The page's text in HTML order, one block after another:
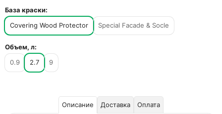
База краски:
Covering Wood Protector
Special Facade & Socle
Объем, л:
0.9
2.7 9
Описание Доставка Оплата